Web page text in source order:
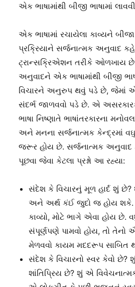
એક ભાષામાંથી બીજી ભાષામાં
એક ભાષામાં રચાયેલા કાવ્યને
પ્રક્રિયાને સર્જનાત્મક અનુવાદ
ટ્રાન્સક્રિએશન તરીકે ઓળખાય
અનુવાદને એક ભાષામાંથી બીજી
વિચારને અનુરુપ થવું પડે છે, જેમાં
સંદર્ભ જાળવવો પડે છે. એ અસરકારક
ભાષા નિષ્ણાતે ભાષાંતરકારના
અને મનના સર્જનાત્મક કેન્દ્રમાં
જરૂર હોય છે. સર્જનાત્મક અનુવાદ
પૂછવા જેવા કેટલા પ્રશ્નો આ રહ્યા:
સંદેશ કે વિચારનું મૂળ હાર્દ શું
અને અર્થ કંઈ જુદો જ હોય શકે.
કાવ્યો, મોટે ભાગે એવા હોય છે.
સંપૂર્ણપણે પામવો હોય, તો તેનો
મેળવવો કાયમ મદદરૂપ સાબિત
સંદેશ કે વિચારનો સ્વર કેવો
શાંતિપ્રિય છે? શું એ